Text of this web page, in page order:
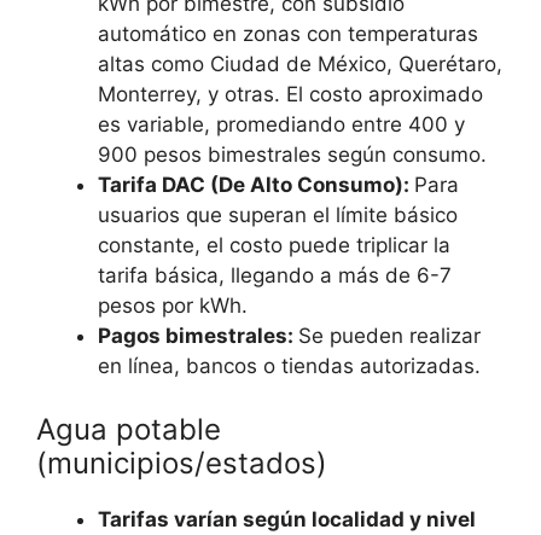
automático en zonas con temperaturas
altas como Ciudad de México, Querétaro,
Monterrey, y otras. El costo aproximado
es variable, promediando entre 400 y
900 pesos bimestrales según consumo.
Tarifa DAC (De Alto Consumo): Para
usuarios que superan el límite básico
constante, el costo puede triplicar la
tarifa básica, llegando a más de 6-7
pesos por kWh.
Pagos bimestrales: Se pueden realizar
en línea, bancos o tiendas autorizadas.
Agua potable
(municipios/estados)
Tarifas varían según localidad y nivel